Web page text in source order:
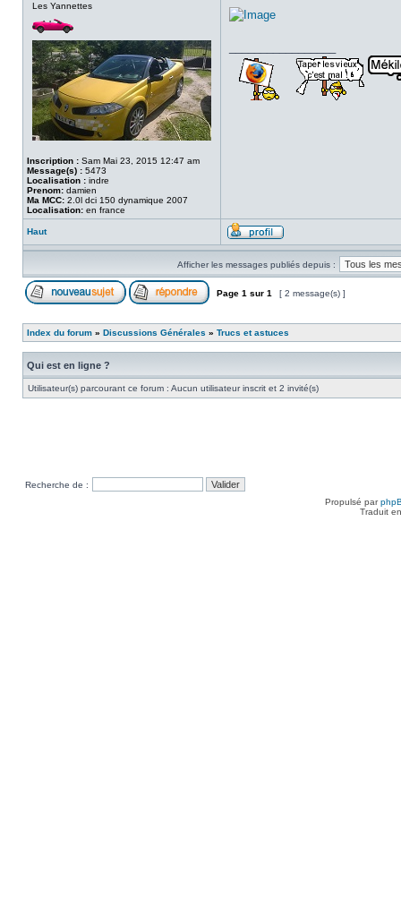
Les Yannettes
Inscription : Sam Mai 23, 2015 12:47 am
Message(s) : 5473
Localisation : indre
Prenom: damien
Ma MCC: 2.0l dci 150 dynamique 2007
Localisation: en france
Haut
Afficher les messages publiés depuis :
Page 1 sur 1 [ 2 message(s) ]
Index du forum » Discussions Générales » Trucs et astuces
Qui est en ligne ?
Utilisateur(s) parcourant ce forum : Aucun utilisateur inscrit et 2 invité(s)
Recherche de :
Propulsé par
Traduit